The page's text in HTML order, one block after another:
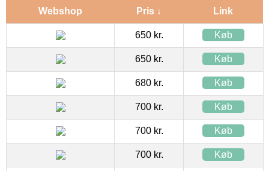
Webshop Pris ↓ Link
650 kr. Køb
650 kr. Køb
680 kr. Køb
700 kr. Køb
700 kr. Køb
700 kr. Køb